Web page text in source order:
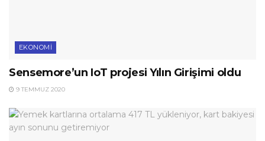
EKONOMI
Sensemore’un IoT projesi Yılın Girişimi oldu
9 TEMMUZ 2020